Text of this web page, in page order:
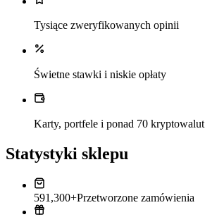
Tysiące zweryfikowanych opinii
Świetne stawki i niskie opłaty
Karty, portfele i ponad 70 kryptowalut
Statystyki sklepu
591,300+Przetworzone zamówienia